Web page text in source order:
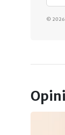
© 2026